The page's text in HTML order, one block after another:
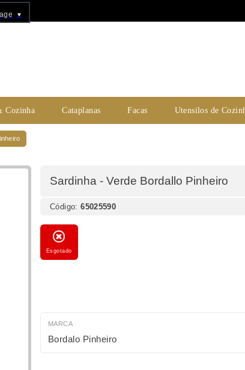
▼
Cozinha Cataplanas Facas Utensilos de
Sardinha - Verde Bordallo Pinheiro
Código:65025590
Esgotado
MARCA
Bordalo Pinheiro